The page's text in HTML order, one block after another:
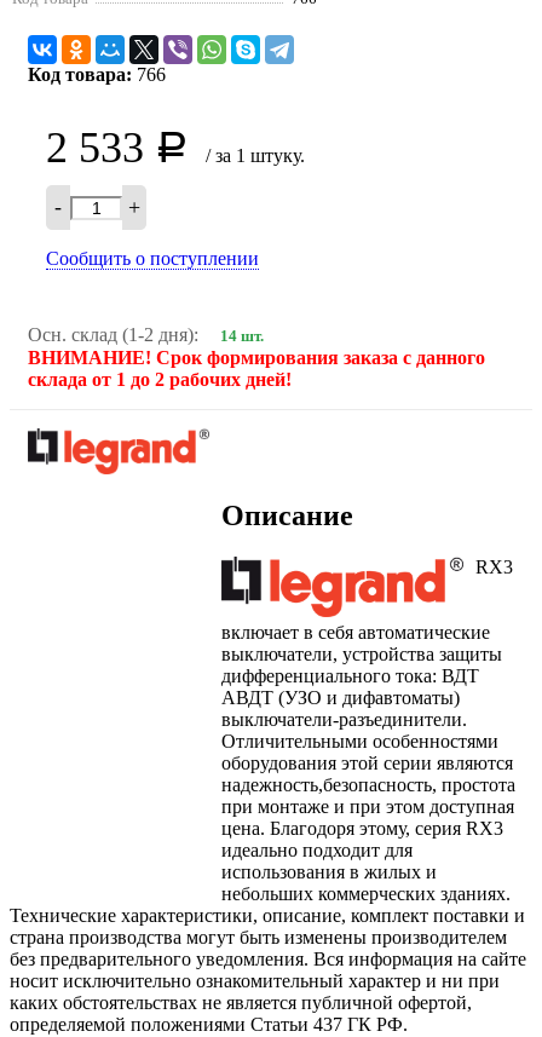
Код товара: 766
2 533 Р / за 1 штуку.
- +
Сообщить о поступлении
Осн. склад (1-2 дня): 14 шт.
ВНИМАНИЕ! Срок формирования заказа с данного
склада от 1 до 2 рабочих дней!
Описание
RX3
включает в себя автоматические
выключатели, устройства защиты
дифференциального тока: ВДТ
АВДТ (УЗО и дифавтоматы)
выключатели-разъединители.
Отличительными особенностями
оборудования этой серии являются
надежность,безопасность, простота
при монтаже и при этом доступная
цена. Благодоря этому, серия RX3
идеально подходит для
использования в жилых и
небольших коммерческих зданиях.
Технические характеристики, описание, комплект поставки и
страна производства могут быть изменены производителем
без предварительного уведомления. Вся информация на сайте
носит исключительно ознакомительный характер и ни при
каких обстоятельствах не является публичной офертой,
определяемой положениями Статьи 437 ГК РФ.